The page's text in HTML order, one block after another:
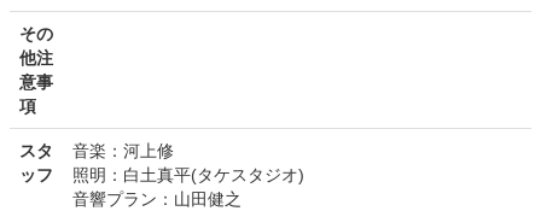
その
他注
意事
項
スタ
ッフ
音楽：河上修
照明：白土真平(タケスタジオ)
音響プラン：山田健之